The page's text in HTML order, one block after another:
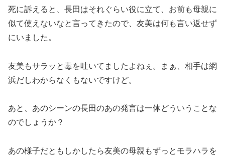
死に訴えると、長田はそれぐらい役に立て、お前も母親に
似て使えないなと言ってきたので、友美は何も言い返せず
にいました。
友美もサラッと毒を吐いてましたよねぇ。まぁ、相手は網
浜だしわからなくもないですけど。
あと、あのシーンの長田のあの発言は一体どういうことな
のでしょうか？
あの様子だともしかしたら友美の母親もずっとモラハラを